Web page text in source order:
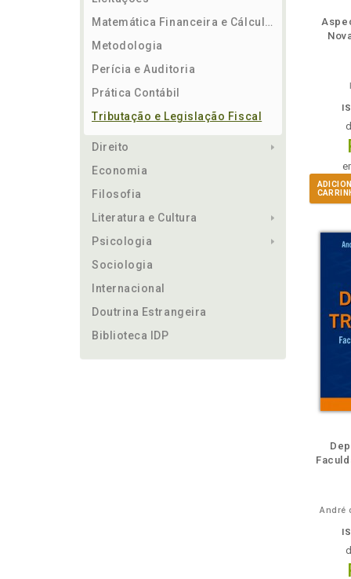
Matemática Financeira e Cálculos
Metodologia
Perícia e Auditoria
Prática Contábil
Tributação e Legislação Fiscal
Direito
Economia
Filosofia
Literatura e Cultura
Psicologia
Sociologia
Internacional
Doutrina Estrangeira
Biblioteca IDP
André